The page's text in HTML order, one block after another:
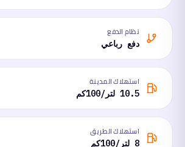
نظام الدفع
دفع رباعي
استهلاك المدينة
10.5 لتر/100كم
استهلاك الطريق
8 لتر/100كم